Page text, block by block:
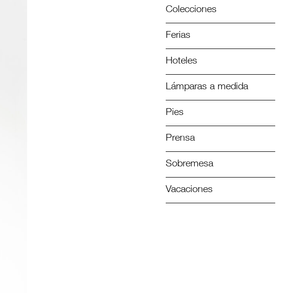
Colecciones
Ferias
Hoteles
Lámparas a medida
Pies
Prensa
Sobremesa
Vacaciones